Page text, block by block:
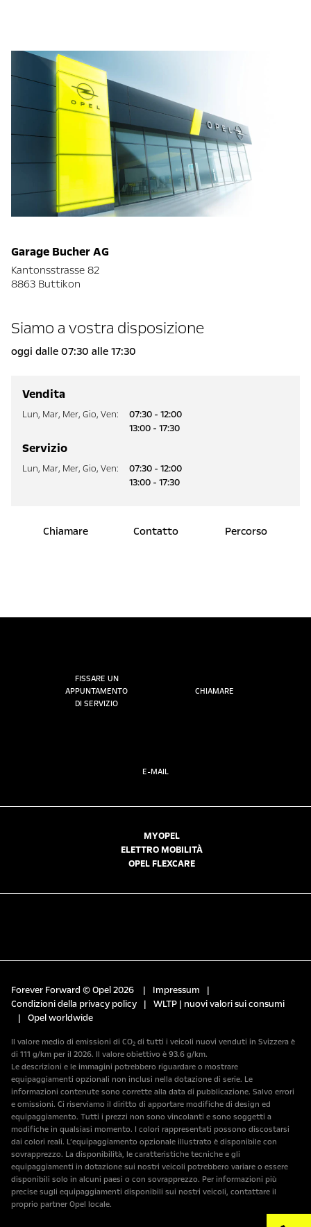
Garage Bucher AG
Kantonsstrasse 82
8863 Buttikon
Siamo a vostra disposizione
oggi dalle 07:30 alle 17:30
Vendita
Lun, Mar, Mer, Gio, Ven:
07:30 - 12:00
13:00 - 17:30
Servizio
Lun, Mar, Mer, Gio, Ven:
07:30 - 12:00
13:00 - 17:30
Chiamare Contatto Percorso
FISSARE UN
APPUNTAMENTO
DI SERVIZIO
CHIAMARE
E-MAIL
MYOPEL
ELETTRO MOBILITÀ
OPEL FLEXCARE
Forever Forward © Opel 2026 | Impressum
|
Condizioni della privacy policy
|
WLTP | nuovi valori sui consumi
|
Opel worldwide
Il valore medio di emissioni di CO₂ di tutti i veicoli nuovi venduti in Svizzera è
di 111 g/km per il 2026. Il valore obiettivo è 93.6 g/km.
Le descrizioni e le immagini potrebbero riguardare o mostrare
equipaggiamenti opzionali non inclusi nella dotazione di serie. Le
informazioni contenute sono corrette alla data di pubblicazione. Salvo errori
e omissioni. Ci riserviamo il diritto di apportare modifiche di design ed
equipaggiamento. Tutti i prezzi non sono vincolanti e sono soggetti a
modifiche in qualsiasi momento. I colori rappresentati possono discostarsi
dai colori reali. L’equipaggiamento opzionale illustrato è disponibile con
sovrapprezzo. La disponibilità, le caratteristiche tecniche e gli
equipaggiamenti in dotazione sui nostri veicoli potrebbero variare o essere
disponibili solo in alcuni paesi o con sovrapprezzo. Per informazioni più
precise sugli equipaggiamenti disponibili sui nostri veicoli, contattare il
proprio partner Opel locale.